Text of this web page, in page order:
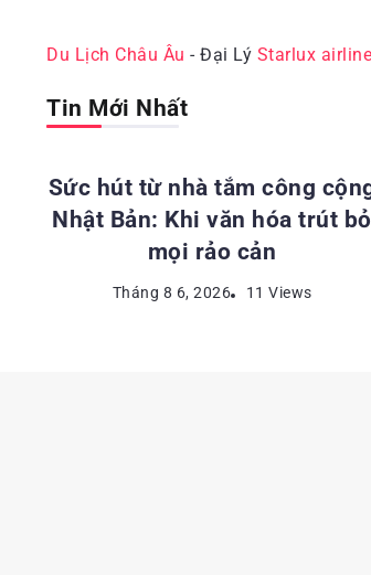
Du Lịch Châu Âu - Đại Lý Starlux
Tin Mới Nhất
ĐỊA ĐIỂM DU LỊCH NHẬT BẢN
Sức hút từ nhà tắm công
Nhật Bản: Khi văn hóa trút bỏ
mọi rảo cản
Tháng 8 6, 2026 11 Views